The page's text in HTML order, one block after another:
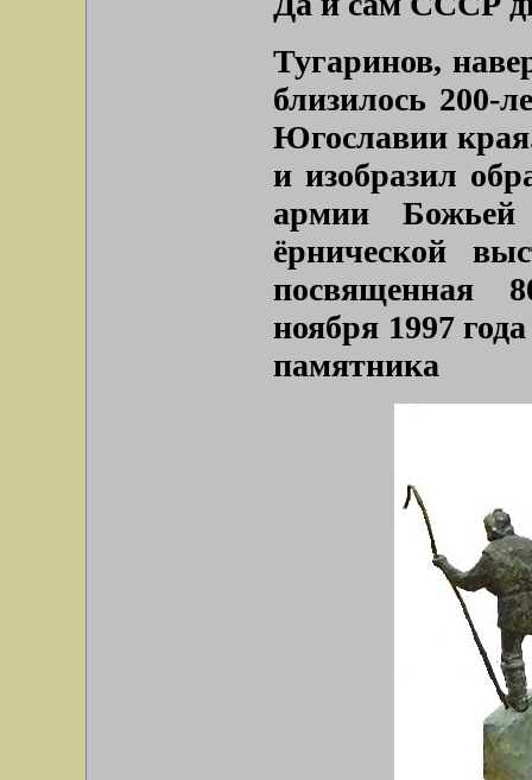
Тугаринов,
близилось 200-
Югославии
и изобразил
армии
ёрнической
посвященная
ноября 1997
памятника